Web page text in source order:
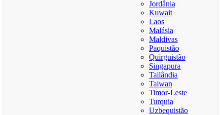
Jordânia
Kuwait
Laos
Malásia
Maldivas
Paquistão
Quirguistão
Singapura
Tailândia
Taiwan
Timor-Leste
Turquia
Uzbequistão